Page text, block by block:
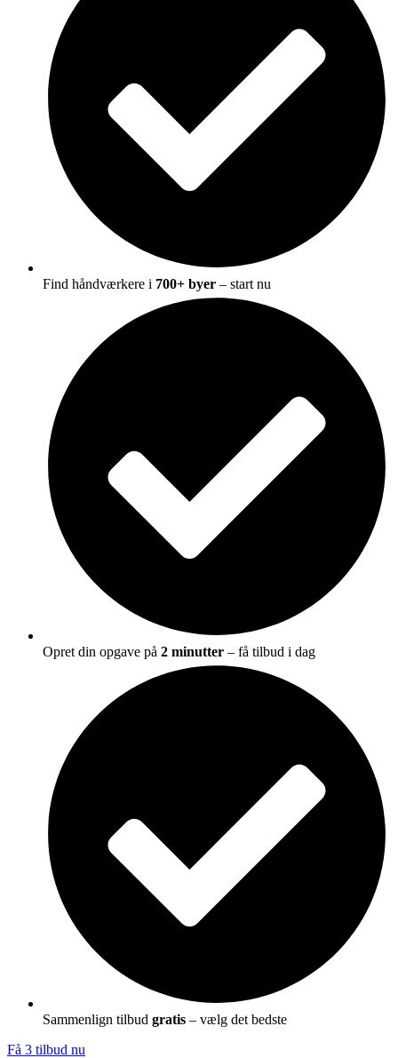
Find håndværkere i 700+ byer – start nu
Opret din opgave på 2 minutter – få tilbud i dag
Sammenlign tilbud gratis – vælg det bedste
Få 3 tilbud nu